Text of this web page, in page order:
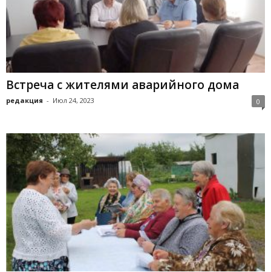
Встреча с жителями аварийного дома
редакция - Июл 24, 2023 0